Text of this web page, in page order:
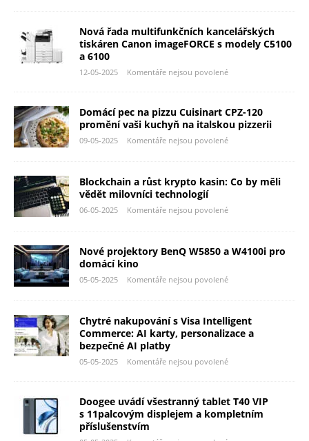
Nová řada multifunkčních kancelářských
tiskáren Canon imageFORCE s modely C5100
a 6100
12-05-2025 Komentáře nejsou povolené
Domácí pec na pizzu Cuisinart CPZ-120
promění vaši kuchyň na italskou pizzerii
09-05-2025 Komentáře nejsou povolené
Blockchain a růst krypto kasin: Co by měli
vědět milovníci technologií
06-05-2025 Komentáře nejsou povolené
Nové projektory BenQ W5850 a W4100i pro
domácí kino
05-05-2025 Komentáře nejsou povolené
Chytré nakupování s Visa Intelligent
Commerce: AI karty, personalizace a
bezpečné AI platby
05-05-2025 Komentáře nejsou povolené
Doogee uvádí všestranný tablet T40 VIP
s 11palcovým displejem a kompletním
příslušenstvím